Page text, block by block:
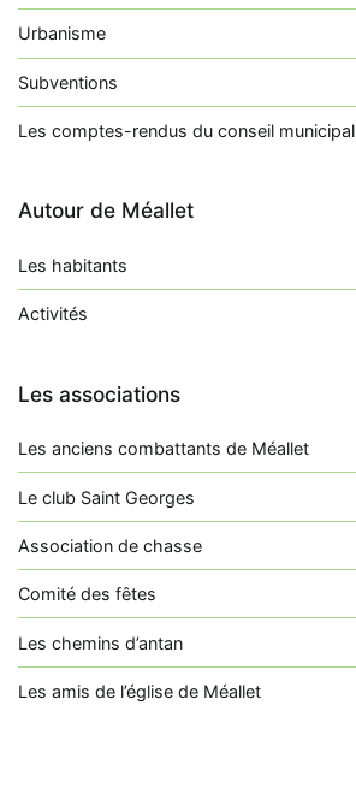
Urbanisme
Subventions
Les comptes-rendus du conseil municipal
Autour de Méallet
Les habitants
Activités
Les associations
Les anciens combattants de Méallet
Le club Saint Georges
Association de chasse
Comité des fêtes
Les chemins d’antan
Les amis de l’église de Méallet